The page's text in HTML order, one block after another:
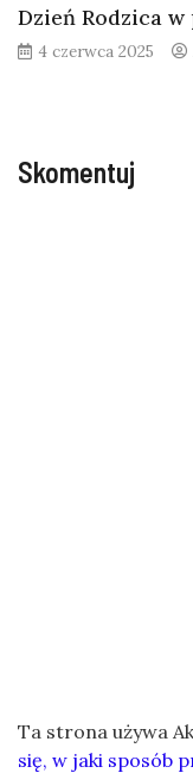
Dzień Rodzica
4 czerwca 2025
Skomentuj
Ta strona używa
się, w jaki sposób